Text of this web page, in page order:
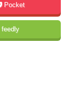
Pocket
feedly